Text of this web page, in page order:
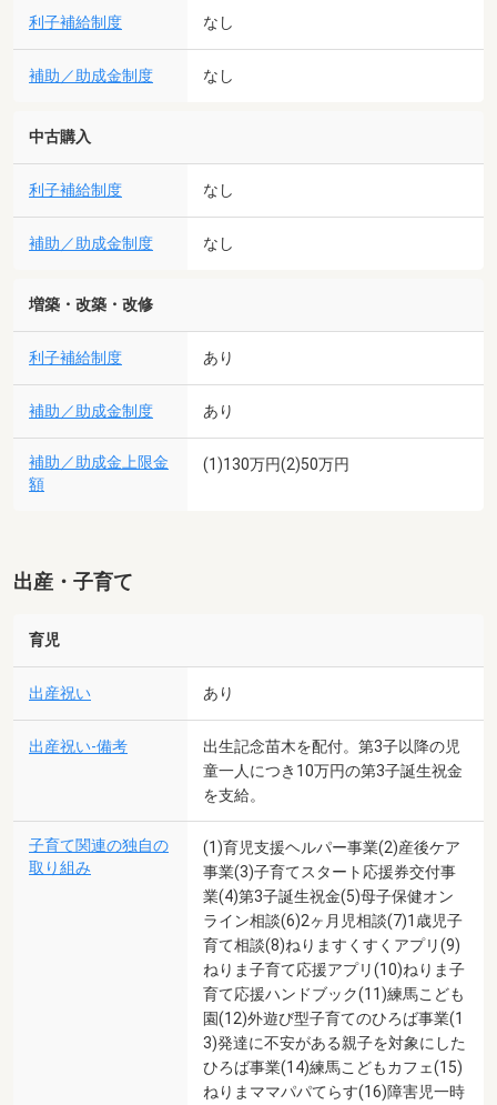
利子補給制度 なし
補助／助成金制度 なし
中古購入
利子補給制度 なし
補助／助成金制度 なし
増築・改築・改修
利子補給制度 あり
補助／助成金制度 あり
補助／助成金上限金
額
(1)130万円(2)50万円
出産・子育て
育児
出産祝い あり
出産祝い-備考
出生記念苗木を配付。第3子以降の児
童一人につき10万円の第3子誕生祝金
を支給。
子育て関連の独自の
取り組み
(1)育児支援ヘルパー事業(2)産後ケア
事業(3)子育てスタート応援券交付事
業(4)第3子誕生祝金(5)母子保健オン
ライン相談(6)2ヶ月児相談(7)1歳児子
育て相談(8)ねりますくすくアプリ(9)
ねりま子育て応援アプリ(10)ねりま子
育て応援ハンドブック(11)練馬こども
園(12)外遊び型子育てのひろば事業(1
3)発達に不安がある親子を対象にした
ひろば事業(14)練馬こどもカフェ(15)
ねりまママパパてらす(16)障害児一時